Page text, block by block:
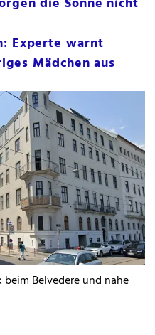
Experte warnt
Mädchen aus
beim Belvedere und nahe